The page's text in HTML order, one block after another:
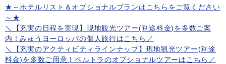
★～ホテルリスト＆オプショナルプランはこちらをご覧ください
～★
＼【充実の日程を実現】現地観光ツアー(別途料金)を多数ご案
内！みゅうヨーロッパの個人旅行はこちら／
＼【充実のアクティビティラインナップ】現地観光ツアー(別途
料金)を多数ご用意！ベルトラのオプショナルツアーはこちら／